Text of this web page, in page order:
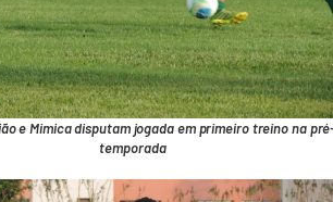
e Mimica disputam jogada em primeiro treino na
temporada